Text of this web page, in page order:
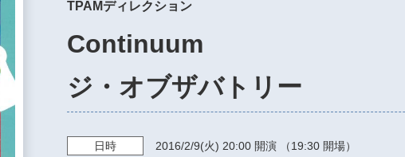
TPAMディレクション
Continuum
ジ・オブザバトリー
日時 2016/2/9(火) 20:00 開演 （19:30 開場）